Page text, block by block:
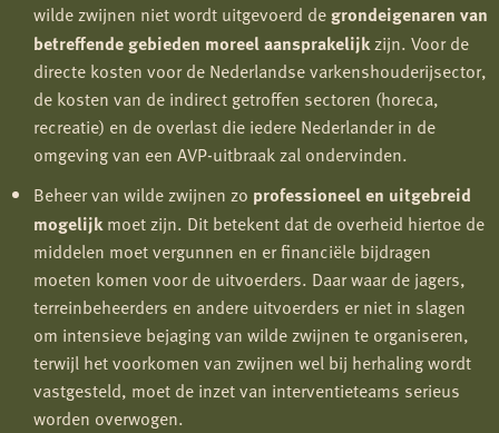
wilde zwijnen niet wordt uitgevoerd degrondeigenaren van
betreffende gebieden moreel aansprakelijkzijn. Voor de
directe kosten voor de Nederlandse varkenshouderijsector,
de kosten van de indirect getroffen sectoren (horeca,
recreatie) en de overlast die iedere Nederlander in de
omgeving van een AVP-uitbraak zal ondervinden.
Beheer van wilde zwijnen zo professioneel en uitgebreid
mogelijkmoet zijn. Dit betekent dat de overheid hiertoe de
middelen moet vergunnen en er financiële bijdragen
moeten komen voor de uitvoerders. Daar waar de jagers,
terreinbeheerders en andere uitvoerders er niet in slagen
om intensieve bejaging van wilde zwijnen te organiseren,
terwijl het voorkomen van zwijnen wel bij herhaling wordt
vastgesteld, moet de inzet van interventieteams serieus
worden overwogen.